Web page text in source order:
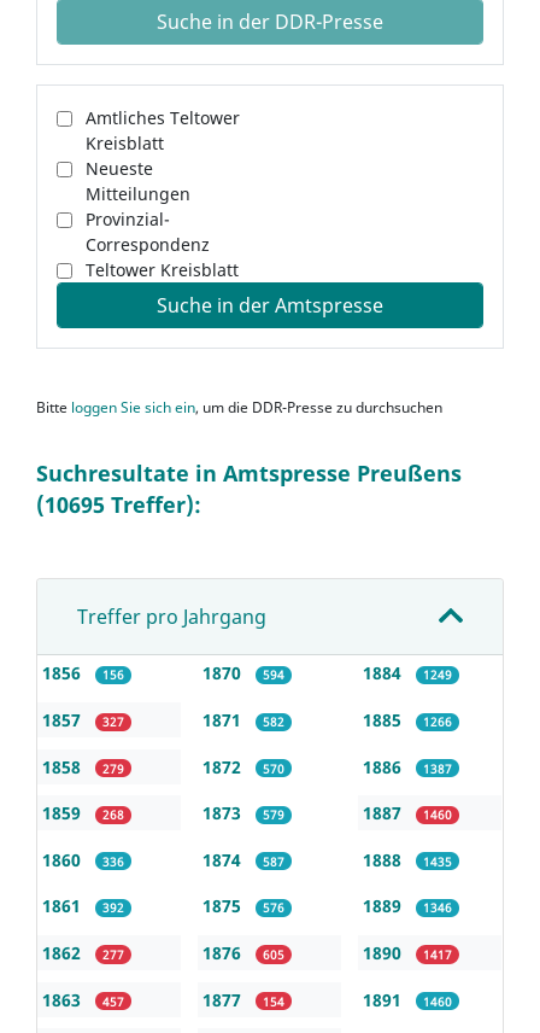
Suche in der DDR-Presse
Amtliches Teltower
Kreisblatt
Neueste
Mitteilungen
Provinzial-
Correspondenz
Teltower Kreisblatt
Suche in der Amtspresse
Bitte loggen Sie sich ein, um die DDR-Presse zu durchsuchen
Suchresultate in Amtspresse Preußens
(10695 Treffer):
Treffer pro Jahrgang
1856 156
1857 327
1858 279
1859 268
1860 336
1861 392
1862 277
1863 457
1870 594
1871 582
1872 570
1873 579
1874 587
1875 576
1876 605
1877 154
1884 1249
1885 1266
1886 1387
1887 1460
1888 1435
1889 1346
1890 1417
1891 1460